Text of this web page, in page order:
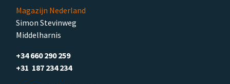
Magazijn Nederland
Simon Stevinweg
Middelharnis
+34 660 290 259
+31 187 234 234